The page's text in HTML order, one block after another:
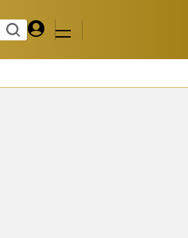
索
る
マイペ
ジ
メニュ
力説